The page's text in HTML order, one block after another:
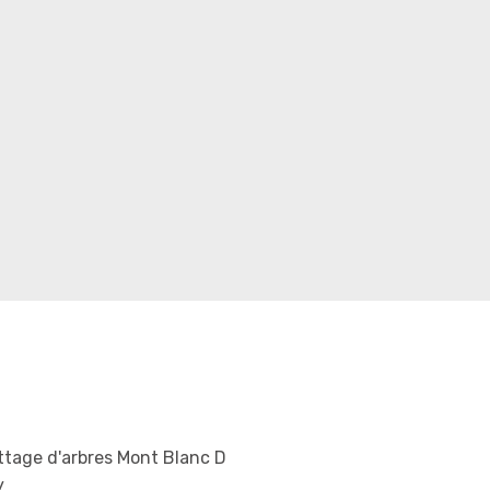
d'arbres Mont Blanc D